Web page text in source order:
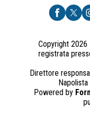
Copyright 2026
registrata
Direttore
Napolista
Powered by